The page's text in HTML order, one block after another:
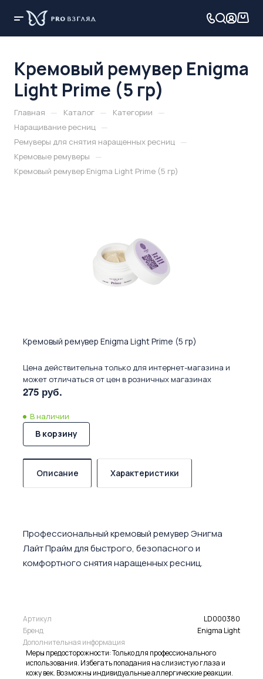
Кремовый ремувер Enigma
Light Prime (5 гр)
Главная — Каталог — Категории —
Наращивание ресниц —
Ремуверы для снятия наращенных ресниц —
Кремовые ремуверы —
Кремовый ремувер Enigma Light Prime (5 гр)
Кремовый ремувер Enigma Light Prime (5 гр)
Цена действительна только для интернет-магазина и
может отличаться от цен в розничных магазинах
275 руб.
В наличии
В корзину
Описание Характеристики
Профессиональный кремовый ремувер Энигма
Лайт Прайм для быстрого, безопасного и
комфортного снятия наращенных ресниц.
Артикул
LD000380
Бренд
Enigma Light
Дополнительная информация
Меры предосторожности: Только для профессионального
использования. Избегать попадания на слизистую глаза и
кожу век. Возможны индивидуальные аллергические реакции.